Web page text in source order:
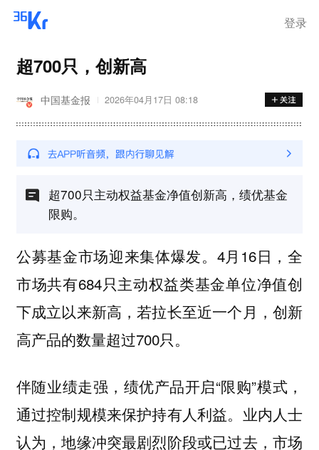
登录
超700只，创新高
中国基金报 2026年04月17日 08:18
超700只主动权益基金净值创新高，绩优基金
限购。
公募基金市场迎来集体爆发。4月16日，全
市场共有684只主动权益类基金单位净值创
下成立以来新高，若拉长至近一个月，创新
高产品的数量超过700只。
伴随业绩走强，绩优产品开启“限购”模式，
通过控制规模来保护持有人利益。业内人士
认为，地缘冲突最剧烈阶段或已过去，市场